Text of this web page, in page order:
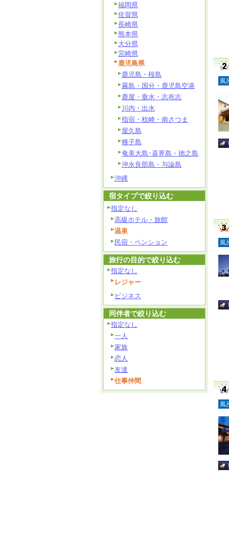
風
風
風
福岡県
佐賀県
長崎県
熊本県
大分県
宮崎県
鹿児島県
鹿児島・桜島
霧島・国分・鹿児島空港
鹿屋・垂水・志布志
川内・出水
指宿・枕崎・南さつま
屋久島
種子島
奄美大島･喜界島・徳之島
沖永良部島・与論島
沖縄
宿タイプで絞り込む
指定なし
高級ホテル・旅館
温泉
民宿・ペンション
旅行の目的で絞り込む
指定なし
レジャー
ビジネス
同伴者で絞り込む
指定なし
一人
家族
恋人
友達
仕事仲間